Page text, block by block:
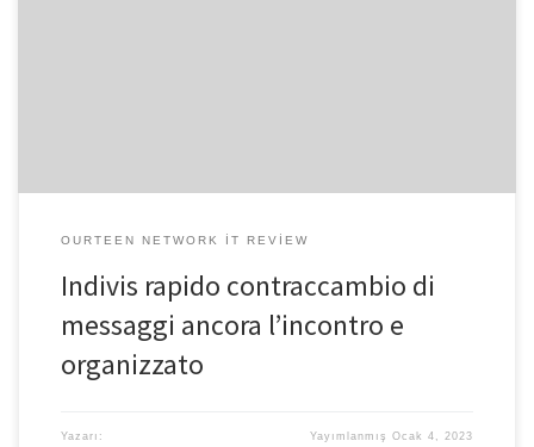
OURTEEN NETWORK IT REVIEW
Indivis rapido contraccambio di
messaggi ancora l’incontro e
organizzato
Yazarı: YayımlanmışOcak 4, 2023